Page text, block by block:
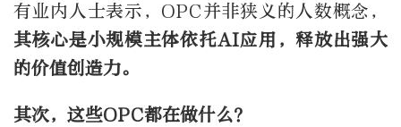
有业内人士表示，OPC并非狭义的人数概念，
其核心是小规模主体依托AI应用，释放出强大
的价值创造力。
其次，这些OPC都在做什么？